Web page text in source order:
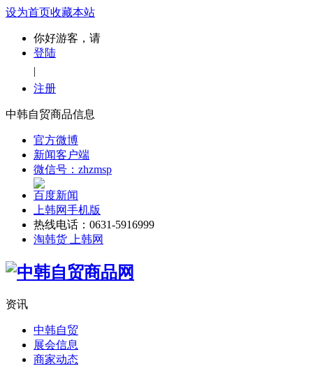
设为首页收藏本站
你好游客，请
登陆
|
注册
中韩自贸商品信息
官方微博
新闻客户端
微信号：zhzmsp
百度新闻
上韩网手机版
热线电话：0631-5916999
淘韩货 上韩网
资讯
中韩自贸
展会信息
商家动态